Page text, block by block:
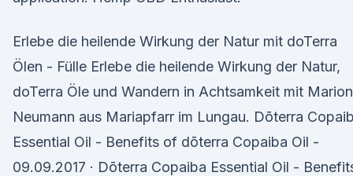
Erlebe die heilende Wirkung der Natur mit doTerra
Ölen - Fülle Erlebe die heilende Wirkung der Natur,
doTerra Öle und Wandern in Achtsamkeit mit Marion
Neumann aus Mariapfarr im Lungau. Dōterra
Essential Oil - Benefits of dōterra Copaiba Oil -
09.09.2017 · Dōterra Copaiba Essential Oil -